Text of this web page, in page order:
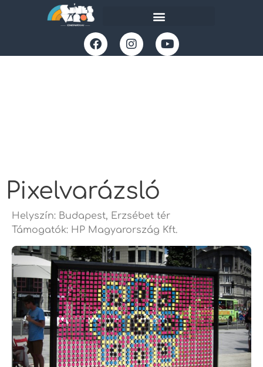
Pixelvarázsló
Helyszín: Budapest, Erzsébet tér
Támogatók: HP Magyarország Kft.